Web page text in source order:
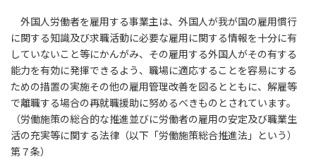
外国人労働者を雇用する事業主は、外国人が我が国の雇用慣行
に関する知識及び求職活動に必要な雇用に関する情報を十分に有
していないこと等にかんがみ、その雇用する外国人がその有する
能力を有効に発揮できるよう、職場に適応することを容易にする
ための措置の実施その他の雇用管理改善を図るとともに、解雇等
で離職する場合の再就職援助に努めるべきものとされています。
（労働施策の総合的な推進並びに労働者の雇用の安定及び職業生
活の充実等に関する法律（以下「労働施策総合推進法」という）
第７条）